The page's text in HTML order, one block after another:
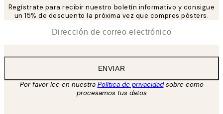
Regístrate para recibir nuestro boletín informativo y consigue
un 15% de descuento la próxima vez que compres pósters.
ENVIAR
Por favor lee en nuestra Política de privacidadsobre como
procesamos tus datos